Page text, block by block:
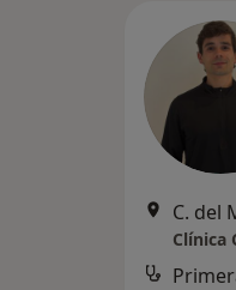
Clínica